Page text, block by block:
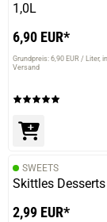
1,0L
6,90 EUR*
Grundpreis: 6,90 EUR / Liter
Versand
SWEETS
Skittles
2,99 EUR*